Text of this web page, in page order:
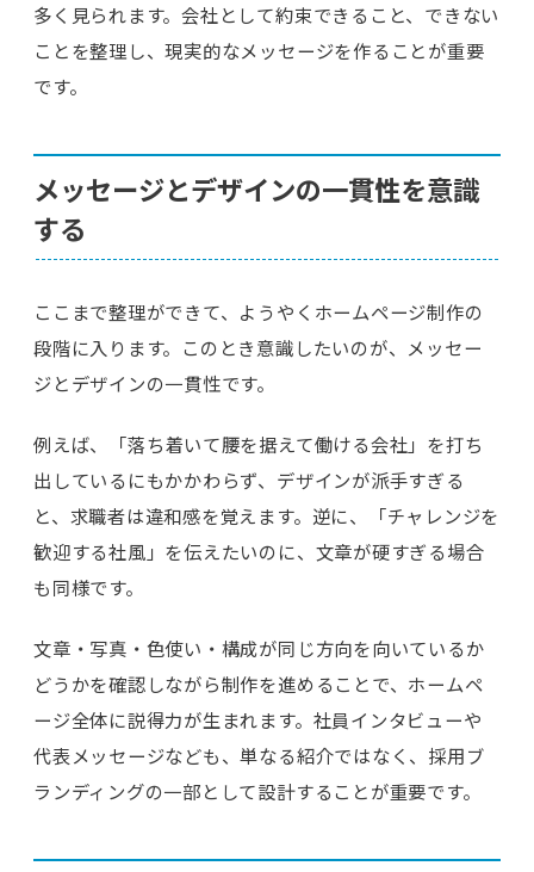
多く見られます。会社として約束できること、できない
ことを整理し、現実的なメッセージを作ることが重要
です。
メッセージとデザインの一貫性を意識
する
ここまで整理ができて、ようやくホームページ制作の
段階に入ります。このとき意識したいのが、メッセー
ジとデザインの一貫性です。
例えば、「落ち着いて腰を据えて働ける会社」を打ち
出しているにもかかわらず、デザインが派手すぎる
と、求職者は違和感を覚えます。逆に、「チャレンジを
歓迎する社風」を伝えたいのに、文章が硬すぎる場合
も同様です。
文章・写真・色使い・構成が同じ方向を向いているか
どうかを確認しながら制作を進めることで、ホームペ
ージ全体に説得力が生まれます。社員インタビューや
代表メッセージなども、単なる紹介ではなく、採用ブ
ランディングの一部として設計することが重要です。